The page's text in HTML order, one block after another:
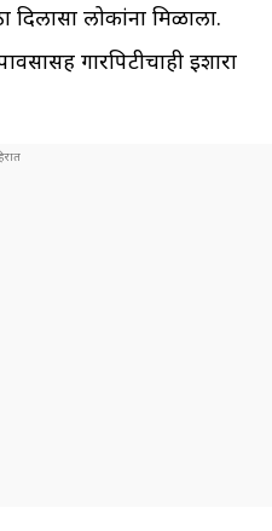
लोकांना मिळाला.
गारपिटीचाही इशारा